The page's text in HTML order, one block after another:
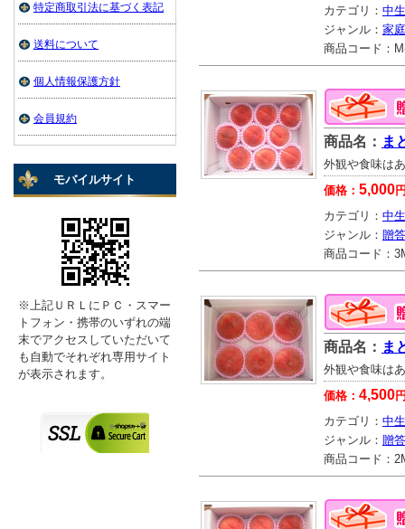
カテゴリ： 中
ジャンル： 家
商品コード：
商品名： ま
外観や食味は
価格： 5,000
カテゴリ： 中
ジャンル： 贈
商品コード：
商品名： ま
外観や食味は
価格： 4,500
カテゴリ： 中
ジャンル： 贈
商品コード：
特定商取引法に基づく表記
送料について
個人情報保護方針
会員規約
モバイルサイト
※上記ＵＲＬにＰＣ・スマー
トフォン・携帯のいずれの端
末でアクセスしていただいて
も自動でそれぞれ専用サイト
が表示されます。